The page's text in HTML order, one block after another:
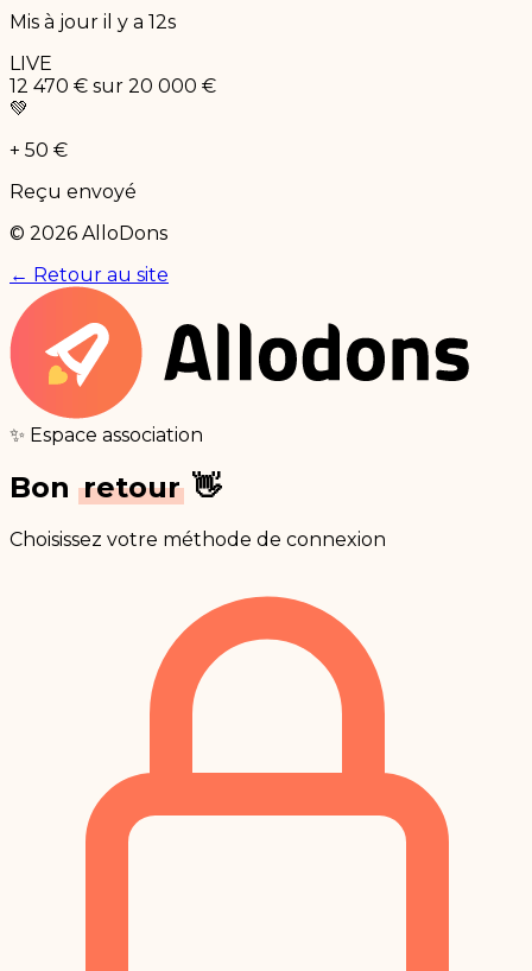
Mis à jour il y a 12s
LIVE
12 470 € sur 20 000 €
💚
+ 50 €
Reçu envoyé
© 2026 AlloDons
← Retour au site
✨ Espace association
Bon retour 👋
Choisissez votre méthode de connexion